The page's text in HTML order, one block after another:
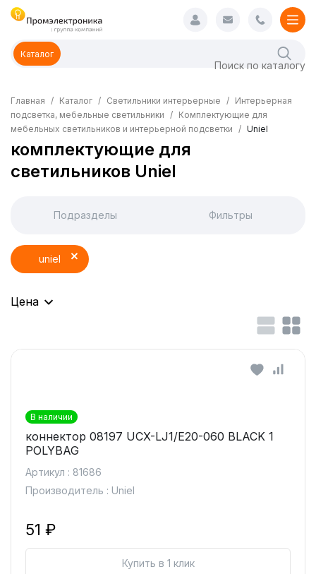
Каталог
Главная Каталог Светильники интерьерные
Интерьерная
подсветка, мебельные светильники
Комплектующие для
мебельных светильников и интерьерной подсветки
Uniel
комплектующие для
светильников Uniel
Подразделы Фильтры
uniel
Цена
В наличии
коннектор 08197 UCX-LJ1/E20-060 BLACK 1
POLYBAG
Артикул : 81686
Производитель : Uniel
51 ₽
Купить в 1 клик